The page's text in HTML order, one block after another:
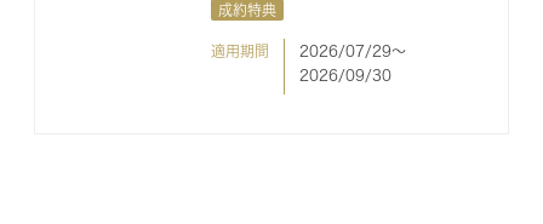
成約特典
適用期間
2026/07/29〜
2026/09/30